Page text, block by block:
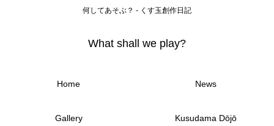
何してあそぶ？ - くす玉創作日記
What shall we play?
Home News
Gallery Kusudama Dōjō